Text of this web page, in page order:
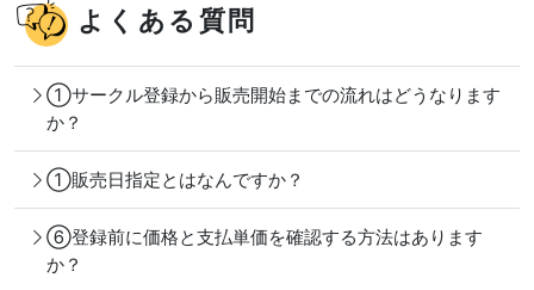
よくある質問
①サークル登録から販売開始までの流れはどうなります
か？
①販売日指定とはなんですか？
⑥登録前に価格と支払単価を確認する方法はあります
か？